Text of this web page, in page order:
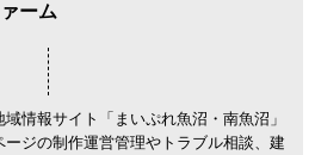
ーム
情報サイト「まいぷれ魚沼・南魚沼」
ジの制作運営管理やトラブル相談、建